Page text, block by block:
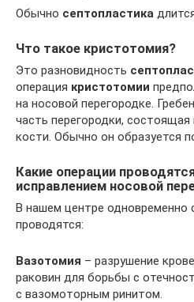
Обычно септопластика
Что такое кристотомия?
Это разновидность
операция кристотомии
на носовой перегородке.
часть перегородки,
кости. Обычно он образуется
Какие операции
исправлением носовой
В нашем центре одновременно
проводятся:
Вазотомия – разрушение
раковин для борьбы с
с вазомоторным ринитом.